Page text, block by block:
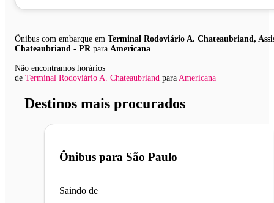
Ônibus com embarque em Terminal Rodoviário A. Chateaubriand,
Chateaubriand - PR para Americana
Não encontramos horários
de Terminal Rodoviário A. Chateaubriand para Americana
Destinos mais procurados
Ônibus para São Paulo
Saindo de